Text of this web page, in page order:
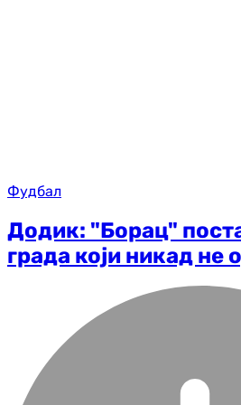
Фудбал
Додик: "Борац"
града који никад не